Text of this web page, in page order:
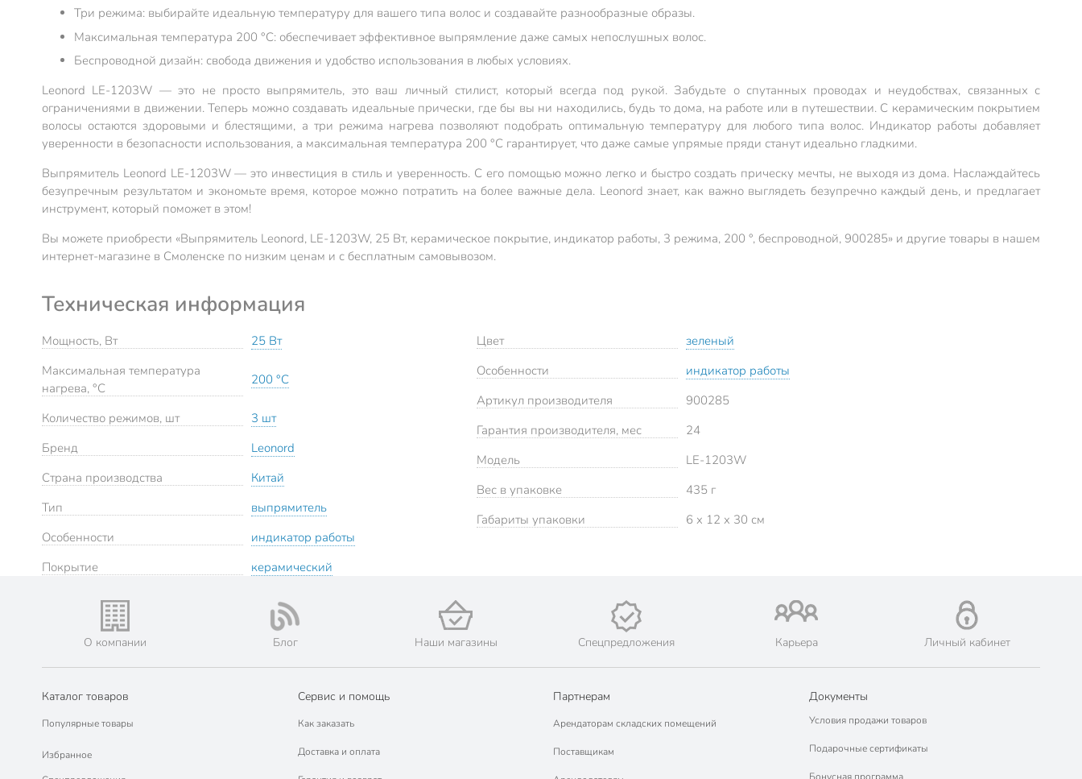
Три режима: выбирайте идеальную температуру для вашего типа волос и создавайте разнообразные образы.
Максимальная температура 200 °C: обеспечивает эффективное выпрямление даже самых непослушных волос.
Беспроводной дизайн: свобода движения и удобство использования в любых условиях.
Leonord LE-1203W — это не просто выпрямитель, это ваш личный стилист, который всегда под рукой. Забудьте о спутанных проводах и неудобствах, связанных с
ограничениями в движении. Теперь можно создавать идеальные прически, где бы вы ни находились, будь то дома, на работе или в путешествии. С керамическим покрытием
волосы остаются здоровыми и блестящими, а три режима нагрева позволяют подобрать оптимальную температуру для любого типа волос. Индикатор работы добавляет
уверенности в безопасности использования, а максимальная температура 200 °C гарантирует, что даже самые упрямые пряди станут идеально гладкими.
Выпрямитель Leonord LE-1203W — это инвестиция в стиль и уверенность. С его помощью можно легко и быстро создать прическу мечты, не выходя из дома. Наслаждайтесь
безупречным результатом и экономьте время, которое можно потратить на более важные дела. Leonord знает, как важно выглядеть безупречно каждый день, и предлагает
инструмент, который поможет в этом!
Вы можете приобрести «Выпрямитель Leonord, LE-1203W, 25 Вт, керамическое покрытие, индикатор работы, 3 режима, 200 °, беспроводной, 900285» и другие товары в нашем
интернет-магазине в Смоленске по низким ценам и с бесплатным самовывозом.
Техническая информация
Мощность, Вт
25 Вт
Максимальная температура
нагрева, °C
200 °C
Количество режимов, шт
3 шт
Бренд
Leonord
Страна производства
Китай
Тип
выпрямитель
Особенности
индикатор работы
Покрытие
керамический
Цвет
зеленый
Особенности
индикатор работы
Артикул производителя
900285
Гарантия производителя, мес
24
Модель
LE-1203W
Вес в упаковке
435 г
Габариты упаковки
6 x 12 x 30 см
О компании Блог Наши магазины Спецпредложения Карьера Личный кабинет
Каталог товаров
Популярные товары
Избранное
Сервис и помощь
Как заказать
Доставка и оплата
Партнерам
Арендаторам складских помещений
Поставщикам
Документы
Условия продажи товаров
Подарочные сертификаты